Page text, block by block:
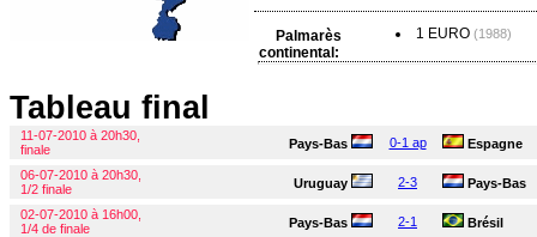
Palmarès
continental:
1 EURO (1988)
Tableau final
11-07-2010 à 20h30,
finale
Pays-Bas 0-1 ap Espagne
06-07-2010 à 20h30,
1/2 finale
Uruguay 2-3 Pays-Bas
02-07-2010 à 16h00,
1/4 de finale
Pays-Bas 2-1 Brésil